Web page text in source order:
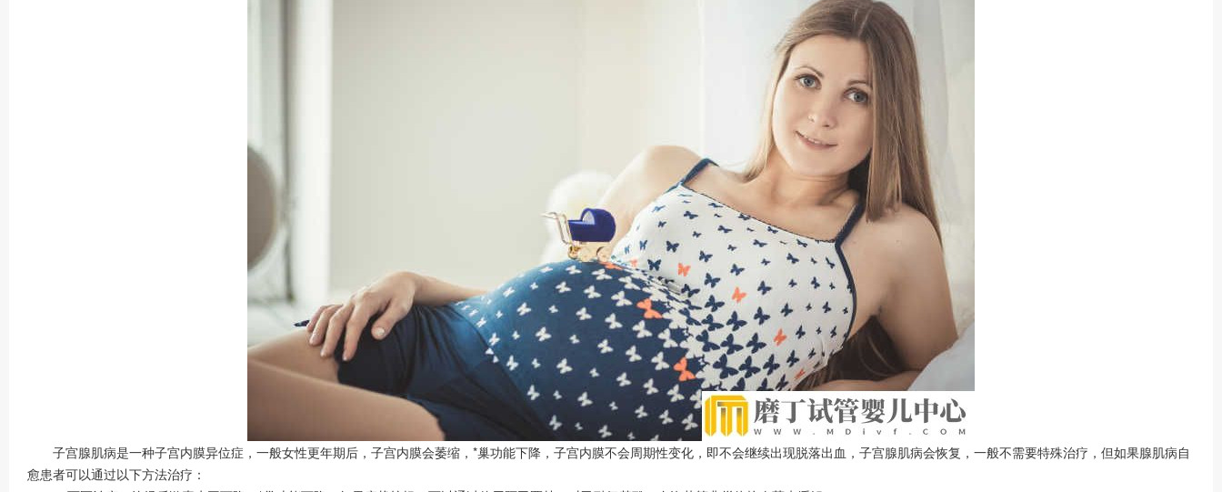
子宫腺肌病是一种子宫内膜异位症，一般女性更年期后，子宫内膜会萎缩，*巢功能下降，子宫内膜不会周期性变化，即不会继续出现脱落出血，子宫腺肌病会恢复，一般不需要特殊治疗，但如果腺肌病自
愈患者可以通过以下方法治疗：